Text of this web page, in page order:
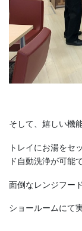
そして、嬉しい機
トレイにお湯をセ
ド自動洗浄が可能
面倒なレンジフー
ショールームにて